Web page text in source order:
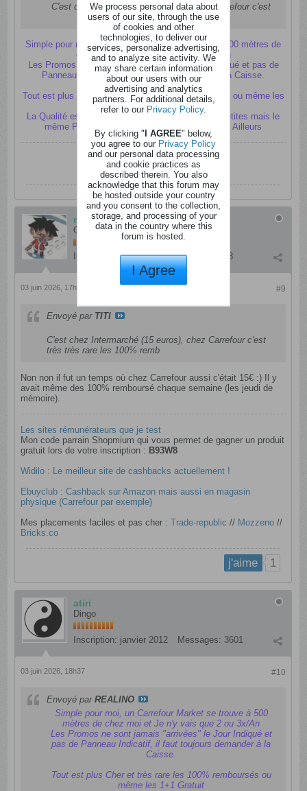
C'est chez Intermarché (15 euros), chez Carrefour c'est
très très rare les 100% remb
Simple pour moi, un Carrefour Market se trouve à 500 mètres de
chez moi et Je n'y vais que 2 ou 3x/An
Les Promos ne sont jamais "arrivées" le Jour Indiqué et pas de
Panneau Indicatif, il faut toujours demander à la Caisse.
Tout est plus Cher et très rare les 100% remboursés ou même les
1+1 Gratuit
La Qualité est moins Bonne ou les Portions plus petites mais le
même Prix/Kg qu'ailleurs, alors J'achète TOUT Ailleurs
notkirby
Cintré
Inscription: juillet 2015 Messages: 693
#9
03 juin 2026, 17h43
Envoyé par TITI
C'est chez Intermarché (15 euros), chez Carrefour c'est
très très rare les 100% remb
Non non il fut un temps où chez Carrefour aussi c'était 15€ :) Il y
avait même des 100% remboursé chaque semaine (les jeudi de
mémoire).
Les sites rémunérateurs que je test
Mon code parrain Shopmium qui vous permet de gagner un produit
gratuit lors de votre inscription : B93W8
Widilo : Le meilleur site de cashbacks actuellement !
Ebuyclub : Cashback sur Amazon mais aussi en magasin
physique (Carrefour par exemple)
Mes placements faciles et pas cher :Trade-republic ​ // Mozzeno //
Bricks.co
j'aime 1
atiri
Dingo
Inscription: janvier 2012 Messages: 3601
#10
03 juin 2026, 18h37
Envoyé parREALINO
Simple pour moi, un Carrefour Market se trouve à 500
mètres de chez moi et Je n'y vais que 2 ou 3x/An
Les Promos ne sont jamais "arrivées" le Jour Indiqué et
pas de Panneau Indicatif, il faut toujours demander à la
Caisse.
Tout est plus Cher et très rare les 100% remboursés ou
même les 1+1 Gratuit
We process personal data about
users of our site, through the use
of cookies and other
technologies, to deliver our
services, personalize advertising,
and to analyze site activity. We
may share certain information
about our users with our
advertising and analytics
partners. For additional details,
refer to our Privacy Policy.
By clicking "I AGREE" below,
you agree to our Privacy Policy
and our personal data processing
and cookie practices as
described therein. You also
acknowledge that this forum may
be hosted outside your country
and you consent to the collection,
storage, and processing of your
data in the country where this
forum is hosted.
I Agree